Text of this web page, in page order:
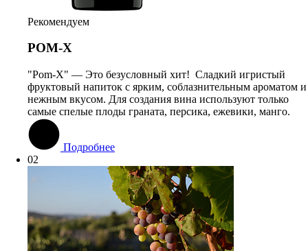
Рекомендуем
РОМ-Х
"Pom-X" — Это безусловный хит! Сладкий игристый
фруктовый напиток с ярким, соблазнительным ароматом и
нежным вкусом. Для создания вина используют только
самые спелые плоды граната, персика, ежевики, манго.
Подробнее
02